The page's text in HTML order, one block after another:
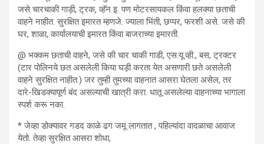
जसे चारचाकी गाड़ी, ट्रक, व्हॅन इ. पण मोटरसायकल किंवा हलक्या छताची
वाहने नाहीत. सुरक्षित इमारत म्हणजे. ज्याला भिंती, छप्पर, फरशी असे. जसे की
घर, शाळा, कार्यालयाची इमारत किंवा बाजराच्या इमारती.
@ भक्कम छताची वाहने, जसे की चार चाकी गाडी, एस.यू.व्ही., बस, ट्रक्टर
(टार पोलिनये छत असलेली किया घड़ी करता येत असणारी छते असलेली
वाहने सुरक्षित नाहीत.) जर तुम्ही तुमच्या वाहनात आसरा घेतला असेल, तर
दारे-खिडक्यापूर्ण बंद असल्याची खात्री करा. धातू असलेल्या वाहनाच्या भागाला
स्पर्श करू नका.
* जेव्हा डोक्यावर गडद काळे ढग जमू लागतात , पहिल्यांदा वादळाचा आवाज
येतो. तेव्हा सुरक्षित आसरा शोधा,